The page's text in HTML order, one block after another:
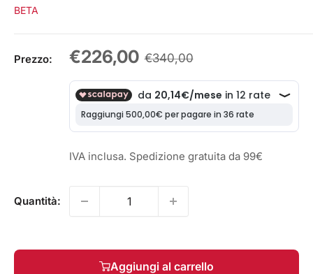
BETA
Prezzo:
Prezzo
€226,00 Prezzo
€340,00
IVA inclusa. Spedizione gratuita da 99€
Quantità:
Aggiungi al carrello